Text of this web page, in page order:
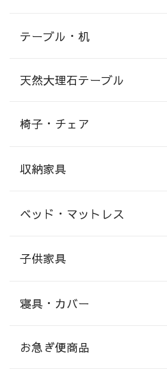
テーブル・机
天然大理石テーブル
椅子・チェア
収納家具
ベッド・マットレス
子供家具
寝具・カバー
お急ぎ便商品